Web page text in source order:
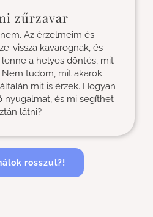
zűrzavar
Az érzelmeim és
vissza kavarognak, és
a helyes döntés, mit
tudom, mit akarok
mit is érzek. Hogyan
és mi segíthet
látni?
rosszul?!